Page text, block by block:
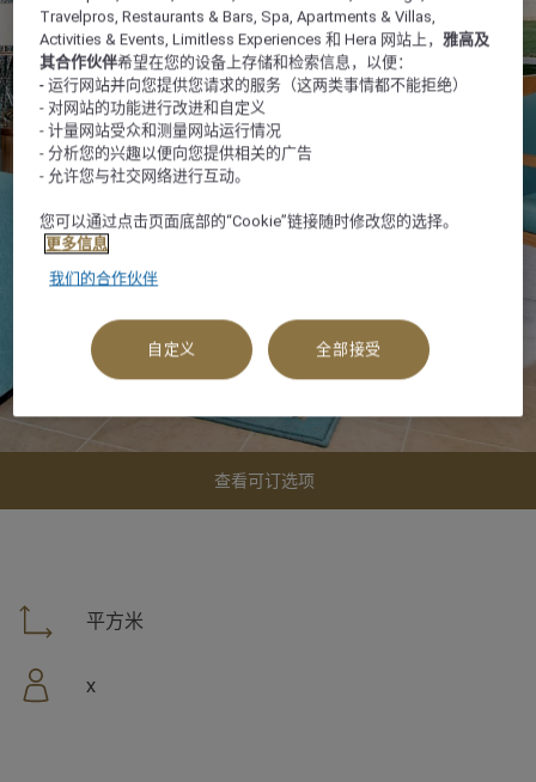
查看可订选项
平方米
x
Travelpros, Restaurants & Bars, Spa, Apartments & Villas,
Activities & Events, Limitless Experiences 和 Hera 网站上， 雅高及
其合作伙伴希望在您的设备上存储和检索信息，以便：
- 运行网站并向您提供您请求的服务（这两类事情都不能拒绝）
- 对网站的功能进行改进和自定义
- 计量网站受众和测量网站运行情况
- 分析您的兴趣以便向您提供相关的广告
- 允许您与社交网络进行互动。
您可以通过点击页面底部的“Cookie”链接随时修改您的选择。
更多信息
我们的合作伙伴
自定义 全部接受